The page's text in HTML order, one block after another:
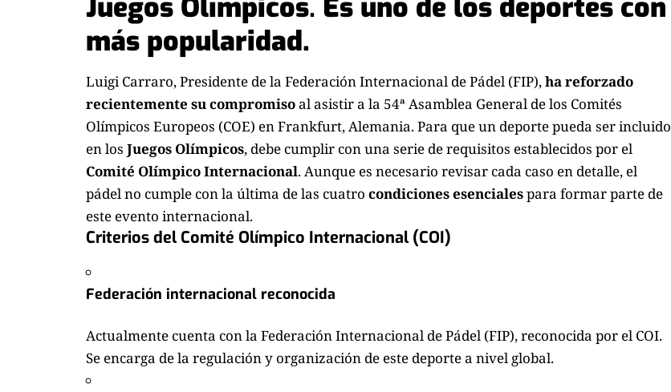
Juegos Olímpicos. Es uno de los deportes con
más popularidad.
Luigi Carraro, Presidente de la Federación Internacional de Pádel (FIP),ha reforzado
recientemente su compromisoal asistir a la 54ª Asamblea General de los Comités
Olímpicos Europeos (COE) en Frankfurt, Alemania. Para que un deporte pueda ser incluido
en los Juegos Olímpicos, debe cumplir con una serie de requisitos establecidos por el
Comité Olímpico Internacional. Aunque es necesario revisar cada caso en detalle, el
pádel no cumple con la última de las cuatro condiciones esencialespara formar parte de
este evento internacional.
Criterios del Comité Olímpico Internacional (COI)
Federación internacional reconocida
Actualmente cuenta con la Federación Internacional de Pádel (FIP), reconocida por el COI.
Se encarga de la regulación y organización de este deporte a nivel global.